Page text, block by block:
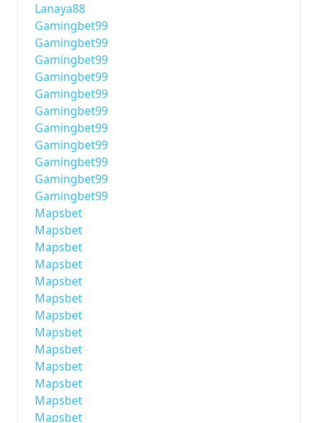
Lanaya88
Gamingbet99
Gamingbet99
Gamingbet99
Gamingbet99
Gamingbet99
Gamingbet99
Gamingbet99
Gamingbet99
Gamingbet99
Gamingbet99
Gamingbet99
Mapsbet
Mapsbet
Mapsbet
Mapsbet
Mapsbet
Mapsbet
Mapsbet
Mapsbet
Mapsbet
Mapsbet
Mapsbet
Mapsbet
Mapsbet